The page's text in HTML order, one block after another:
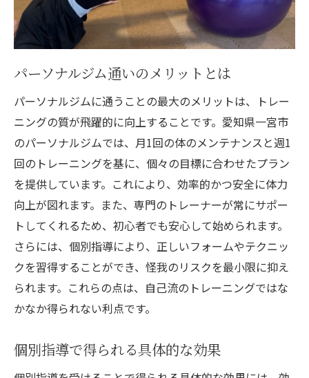
パーソナルジム通いのメリットとは
パーソナルジムに通うことの最大のメリットは、トレー
ニングの質が飛躍的に向上することです。愛知県一宮市
のパーソナルジムでは、月1回の体のメンテナンスと週1
回のトレーニングを基に、個々の目標に合わせたプラン
を提供しています。これにより、効率的かつ安全に体力
向上が図れます。また、専門のトレーナーが常にサポー
トしてくれるため、初心者でも安心して始められます。
さらには、個別指導により、正しいフォームやテクニッ
クを習得することができ、怪我のリスクを最小限に抑え
られます。これらの点は、自己流のトレーニングではな
かなか得られない利点です。
個別指導で得られる具体的な効果